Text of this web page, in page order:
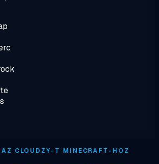
CLOUDZY-T MINECRAFT-HOZ